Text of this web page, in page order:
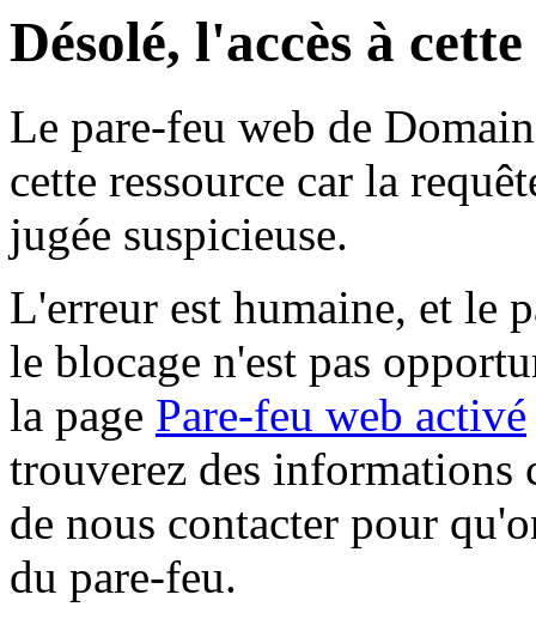
Désolé, l'accès à
Le pare-feu web de
cette ressource car la
jugée suspicieuse.
L'erreur est humaine, et le
le blocage n'est pas
la page Pare-feu web activé
trouverez des informations
de nous contacter pour
du pare-feu.